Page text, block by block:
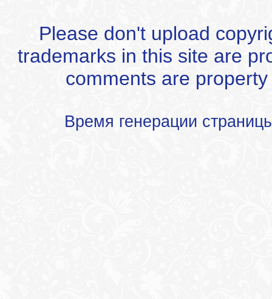
Please don't upload
trademarks in this site are
comments are
Время генерации